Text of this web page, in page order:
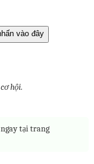
vào đây
hội.
tại trang